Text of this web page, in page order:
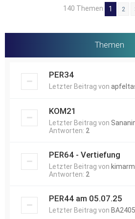
140 Themen 1 2
Themen
PER34
Letzter Beitrag von
KOM21
Letzter Beitrag von
Antworten: 2
PER64 - Vertiefung
Letzter Beitrag von
Antworten: 2
PER44 am 05.07.25
Letzter Beitrag von BA2405